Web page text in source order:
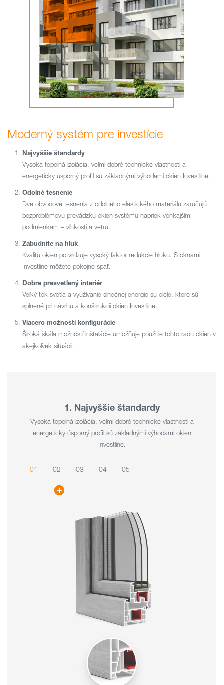
Moderný systém pre investície
Najvyššie štandardy
Vysoká tepelná izolácia, veľmi dobré technické vlastnosti a
energeticky úsporný profil sú základnými výhodami okien Investline.
Odolné tesnenie
Dve obvodové tesnenia z odolného elastického materiálu zaručujú
bezproblémovú prevádzku okien systému napriek vonkajším
podmienkam – vlhkosti a vetru.
Zabudnite na hluk
Kvalitu okien potvrdzuje vysoký faktor redukcie hluku. S oknami
Investline môžete pokojne spať.
Dobre presvetlený interiér
Veľký tok svetla a využívanie slnečnej energie sú ciele, ktoré sú
splnené pri návrhu a konštrukcii okien Investline.
Viacero možností konfigurácie
Široká škála možností inštalácie umožňuje použitie tohto radu okien v
akejkoľvek situácii.
1. Najvyššie štandardy
Vysoká tepelná izolácia, veľmi dobré technické vlastnosti a
energeticky úsporný profil sú základnými výhodami okien
Investline.
01 02 03 04 05